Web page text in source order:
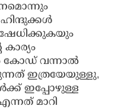
ഹിന്ദുക്കള്‍
കോഡ് വന്നാല്‍
ഇത്രയേയുള്ളു,
ഇപ്പോഴുള്ള
മാറി